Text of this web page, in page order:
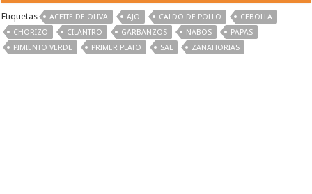
Etiquetas ACEITE DE OLIVA AJO CALDO DE POLLO
CEBOLLA
CHORIZO
CILANTRO GARBANZOS NABOS
PAPAS
PIMIENTO VERDE
PRIMER PLATO SAL ZANAHORIAS